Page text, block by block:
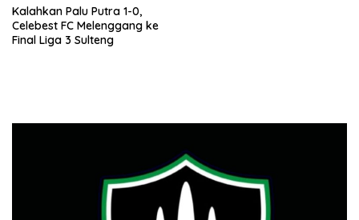
Kalahkan Palu Putra 1-0,
Celebest FC Melenggang ke
Final Liga 3 Sulteng